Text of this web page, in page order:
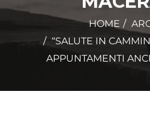
HOME
“SALUTE IN
APPUNTAMENTI